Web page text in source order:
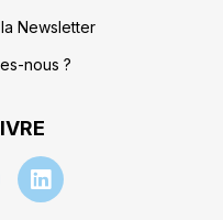
Newsletter
nous ?